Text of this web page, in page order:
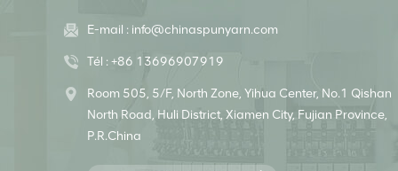
E-mail : info@chinaspunyarn.com
Tél : +86 13696907919
Room 505, 5/F, North Zone, Yihua Center, No.1 Qishan
North Road, Huli District, Xiamen City, Fujian Province,
P.R.China